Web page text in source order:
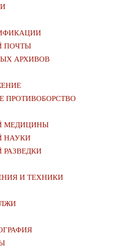
ПОЧТЫ
АРХИВОВ
ПРОТИВОБОРСТВО
МЕДИЦИНЫ
НАУКИ
И ТЕХНИКИ